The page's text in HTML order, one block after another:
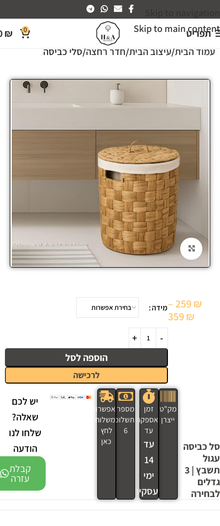
Skip to main content
תפריט 0
₪
עמוד הבית עיצוב הבית חדר רחצה סלי כביסה
Click to enlarge
259 ₪
–
359 ₪
מידה
הוספה לסל
לרכישה
סל כביסה
עגול
תשבץ | 3
גדלים
לבחירה
מק"ט
ייצרן
זמן
אספקה
עד
עד
14
ימי
עסקים
מספר
תשלומים
6
אפשרויות
משלוח
לחץ
כאן
יש לכם
שאלה?
שלחו לנו
הודעה
קבלת
עזרה